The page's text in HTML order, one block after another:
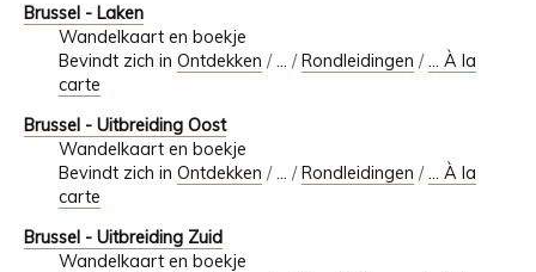
Brussel - Laken
Wandelkaart en boekje
Bevindt zich in Ontdekken /… /Rondleidingen /... À la
carte
Brussel - Uitbreiding Oost
Wandelkaart en boekje
Bevindt zich in Ontdekken /… /Rondleidingen /... À la
carte
Brussel - Uitbreiding Zuid
Wandelkaart en boekje